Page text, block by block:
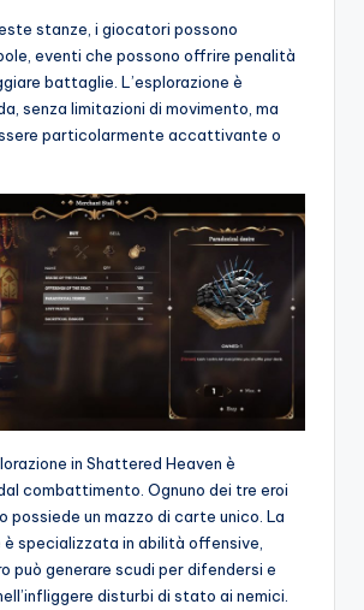
stanze, i giocatori possono
eventi che possono offrire penalità
battaglie. L’esplorazione è
senza limitazioni di movimento, ma
particolarmente accattivante o
in Shattered Heaven è
combattimento. Ognuno dei tre eroi
possiede un mazzo di carte unico. La
è specializzata in abilità offensive,
può generare scudi per difendersi e
disturbi di stato ai nemici.